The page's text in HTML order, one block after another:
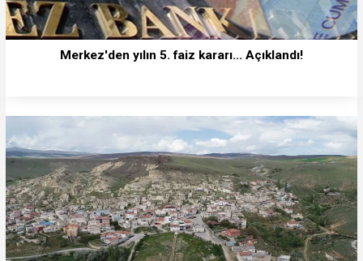
Merkez'den yılın 5. faiz kararı... Açıklandı!